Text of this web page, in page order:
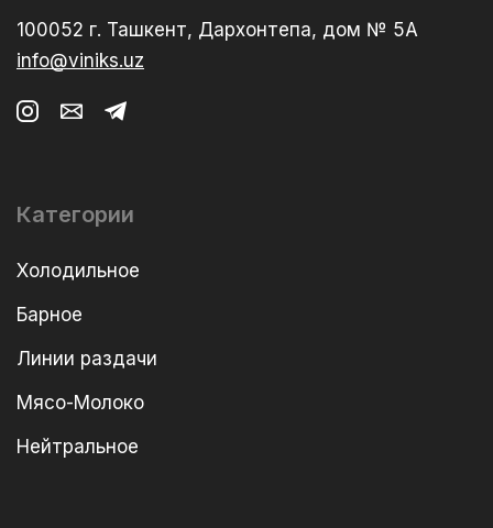
100052 г. Ташкент, Дархонтепа, дом № 5А
info@viniks.uz
Категории
Холодильное
Барное
Линии раздачи
Мясо-Молоко
Нейтральное